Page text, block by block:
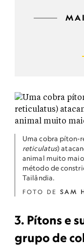
Uma cobra píton-
reticulatus)
animal muito
método de
Tailândia.
FOTO DE SAM
3. Pítons e
grupo de